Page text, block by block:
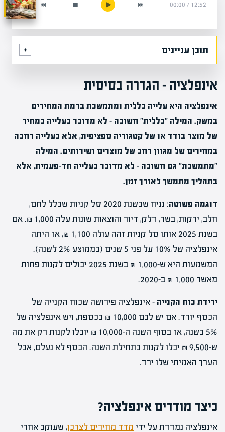
12:52
/
00:00
תוכן עניינים
אינפלציה – הגדרה בסיסית
אינפלציה היא עלייה כללית ומתמשכת ברמת המחירים
במשק. המילה "כללית" חשובה – לא מדובר בעלייה במחיר
של מוצר בודד או של קטגוריה ספציפית, אלא בעלייה רחבה
במחירים של מגוון רחב של מוצרים ושירותים. המילה
"מתמשכת" גם חשובה – לא מדובר בעלייה חד-פעמית, אלא
בתהליך מתמשך לאורך זמן.
דוגמה פשוטה
: נניח שבשנת 2020 סל קניות שכלל לחם,
חלב, ירקות, בשר, דלק, דיור והוצאות שונות עלה 1,000 ₪. אם
בשנת 2025 אותו סל קניות זהה עולה 1,100 ₪, אז היתה
אינפלציה של 10% על פני 5 שנים (בממוצע 2% לשנה).
המשמעות היא ש-1,000 ₪ בשנת 2025 יכולים לקנות פחות
מאשר 1,000 ₪ ב-2020.
ירידת כוח הקנייה – אינפלציה פירושה שכוח הקנייה של
הכסף יורד. אם יש לכם 10,000 ₪ בכספת, ויש אינפלציה של
5% בשנה, אז בסוף השנה ה-10,000 ₪ יוכלו לקנות רק את מה
ש-9,500 ₪ יכלו לקנות בתחילת השנה. הכסף לא נעלם, אבל
הערך האמיתי שלו ירד.
כיצד מודדים אינפלציה?
אינפלציה נמדדת על ידי מדד מחירים לצרכן, שעוקב אחרי